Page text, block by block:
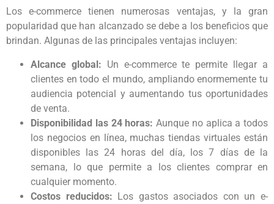
Los e-commerce tienen numerosas ventajas, y la gran
popularidad que han alcanzado se debe a los beneficios que
brindan. Algunas de las principales ventajas incluyen:
Alcance global: Un e-commerce te permite llegar a
clientes en todo el mundo, ampliando enormemente tu
audiencia potencial y aumentando tus oportunidades
de venta.
Disponibilidad las 24 horas: Aunque no aplica a todos
los negocios en línea, muchas tiendas virtuales están
disponibles las 24 horas del día, los 7 días de la
semana, lo que permite a los clientes comprar en
cualquier momento.
Costos reducidos: Los gastos asociados con un e-